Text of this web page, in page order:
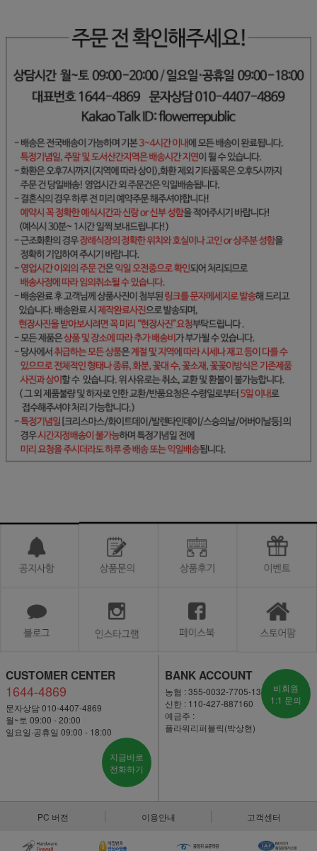
CUSTOMER CENTER
1644-4869
문자상담 010-4407-4869
월~토 09:00 - 20:00
일요일·공휴일 09:00 - 18:00
지금바로
전화하기
BANK ACCOUNT
농협 : 355-0032-7705-13
신한 : 110-427-887160
예금주 :
플라워리퍼블릭(박상현)
비회원
1:1 문의
PC 버전 이용안내 고객센터